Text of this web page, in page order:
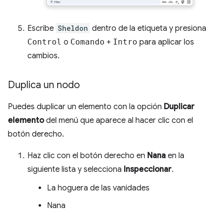
Escribe Sheldon dentro de la etiqueta y presiona
Control o Comando + Intro para aplicar los
cambios.
Duplica un nodo
Puedes duplicar un elemento con la opción Duplicar
elementodel menú que aparece al hacer clic con el
botón derecho.
Haz clic con el botón derecho en Nana en la
siguiente lista y selecciona Inspeccionar.
La hoguera de las vanidades
Nana